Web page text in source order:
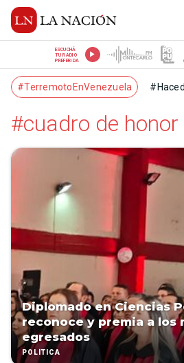
ESCUCHÁ
TU RADIO
PREFERIDA
#TerremotoEnVenezuela
#cuadro de honor
Diplomado en Ciencias
reconoce y premia a los
egresados
POLÍTICA